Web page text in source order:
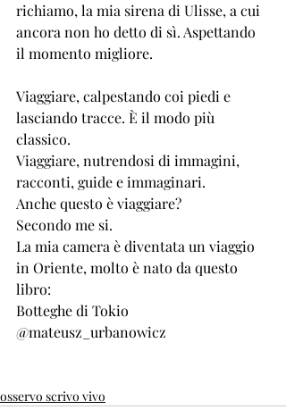
richiamo, la mia sirena di Ulisse, a cui
ancora non ho detto di sì. Aspettando
il momento migliore.
Viaggiare, calpestando coi piedi e
lasciando tracce. È il modo più
classico.
Viaggiare, nutrendosi di immagini,
racconti, guide e immaginari.
Anche questo è viaggiare?
Secondo me si.
La mia camera è diventata un viaggio
in Oriente, molto è nato da questo
libro:
Botteghe di Tokio
@mateusz_urbanowicz
osservo scrivo vivo